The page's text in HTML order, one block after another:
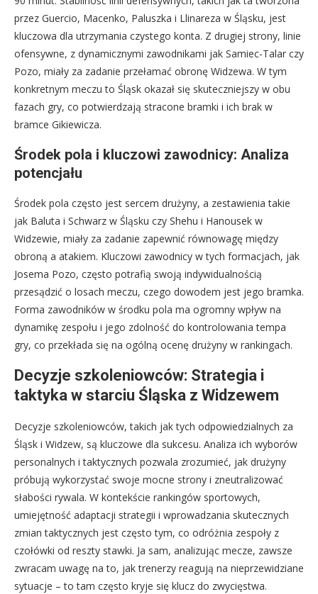
przez Guercio, Macenko, Paluszka i Llinareza w Śląsku, jest
kluczowa dla utrzymania czystego konta. Z drugiej strony, linie
ofensywne, z dynamicznymi zawodnikami jak Samiec-Talar czy
Pozo, miały za zadanie przełamać obronę Widzewa. W tym
konkretnym meczu to Śląsk okazał się skuteczniejszy w obu
fazach gry, co potwierdzają stracone bramki i ich brak w
bramce Gikiewicza.
Środek pola i kluczowi zawodnicy: Analiza
potencjału
Środek pola często jest sercem drużyny, a zestawienia takie
jak Baluta i Schwarz w Śląsku czy Shehu i Hanousek w
Widzewie, miały za zadanie zapewnić równowagę między
obroną a atakiem. Kluczowi zawodnicy w tych formacjach, jak
Josema Pozo, często potrafią swoją indywidualnością
przesądzić o losach meczu, czego dowodem jest jego bramka.
Forma zawodników w środku pola ma ogromny wpływ na
dynamikę zespołu i jego zdolność do kontrolowania tempa
gry, co przekłada się na ogólną ocenę drużyny w rankingach.
Decyzje szkoleniowców: Strategia i
taktyka w starciu Śląska z Widzewem
Decyzje szkoleniowców, takich jak tych odpowiedzialnych za
Śląsk i Widzew, są kluczowe dla sukcesu. Analiza ich wyborów
personalnych i taktycznych pozwala zrozumieć, jak drużyny
próbują wykorzystać swoje mocne strony i zneutralizować
słabości rywala. W kontekście rankingów sportowych,
umiejętność adaptacji strategii i wprowadzania skutecznych
zmian taktycznych jest często tym, co odróżnia zespoły z
czołówki od reszty stawki. Ja sam, analizując mecze, zawsze
zwracam uwagę na to, jak trenerzy reagują na nieprzewidziane
sytuacje – to tam często kryje się klucz do zwycięstwa.